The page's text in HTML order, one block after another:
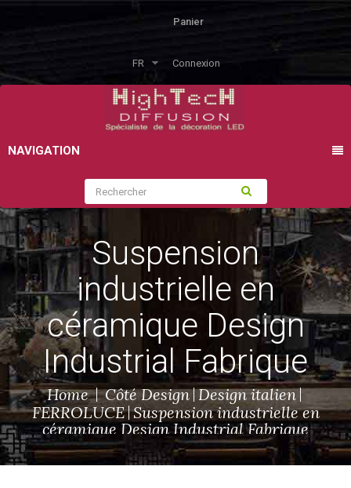
Panier
FR Connexion
NAVIGATION
Suspension
industrielle en
céramique Design
Industrial Fabrique
Home Côté Design Design italien
FERROLUCE Suspension industrielle en
céramique Design Industrial Fabrique